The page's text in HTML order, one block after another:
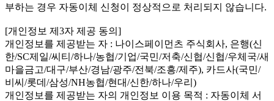
부하는 경우 자동이체 신청이 정상적으로 처리되지 않습니다.
[개인정보 제3자 제공 동의]
개인정보를 제공받는 자 : 나이스페이먼츠 주식회사, 은행(신
한/SC제일/씨티/하나/농협/기업/국민/저축/신협/신협/우체국/새
마을금고/대구/부산/경남/광주/전북/조흥/제주), 카드사(국민/
비씨/롯데/삼성/NH농협/현대/신한/하나/우리)
개인정보를 제공받는 자의 개인정보 이용 목적 : 자동이체 서